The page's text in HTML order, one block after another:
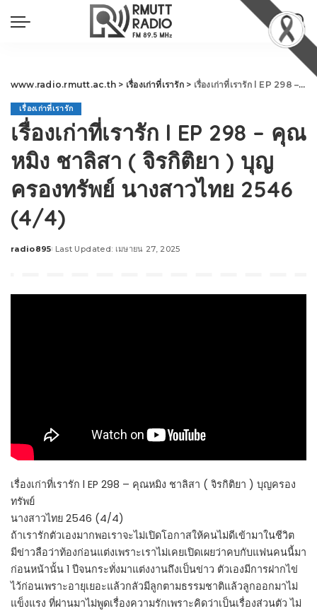
www.radio.rmutt.ac.th > เรื่องเก่าที่เรารัก> เรื่องเก่าที่เรารัก l EP 298 – คุณหมิง ชาลิสา ( จิรกิติยา ) บุญครองทรัพย์ นางสาวไทย 2546 (4/4)
เรื่องเก่าที่เรารัก
เรื่องเก่าที่เรารัก l EP 298 – คุณ
หมิง ชาลิสา ( จิรกิติยา ) บุญ
ครองทรัพย์ นางสาวไทย 2546
(4/4)
Posted
radio895 Last Updated: เมษายน 27, 2025
เรื่องเก่าที่เรารัก l EP 298 – คุณหมิง ชาลิสา ( จิรกิติยา ) บุญครอง
ทรัพย์
นางสาวไทย 2546 (4/4)
ถ้าเรารักตัวเองมากพอเราจะไม่เปิดโอกาสให้คนไม่ดีเข้ามาในชีวิต
มีข่าวลือว่าท้องก่อนแต่งเพราะเราไม่เคยเปิดเผยว่าคบกับแฟนคนนี้มา
ก่อนหน้านั้น 1 ปีจนกระทั่งมาแต่งงานถึงเป็นข่าว ตัวเองมีการฝากไข่
ไว้ก่อนเพราะอายุเยอะแล้วกลัวมีลูกตามธรรมชาติแล้วลูกออกมาไม่
แข็งแรง ที่ผ่านมาไม่พูดเรื่องความรักเพราะคิดว่าเป็นเรื่องส่วนตัว ไม่